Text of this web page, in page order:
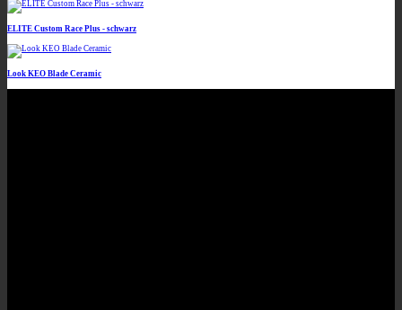
ELITE Custom Race Plus - schwarz
Look KEO Blade Ceramic